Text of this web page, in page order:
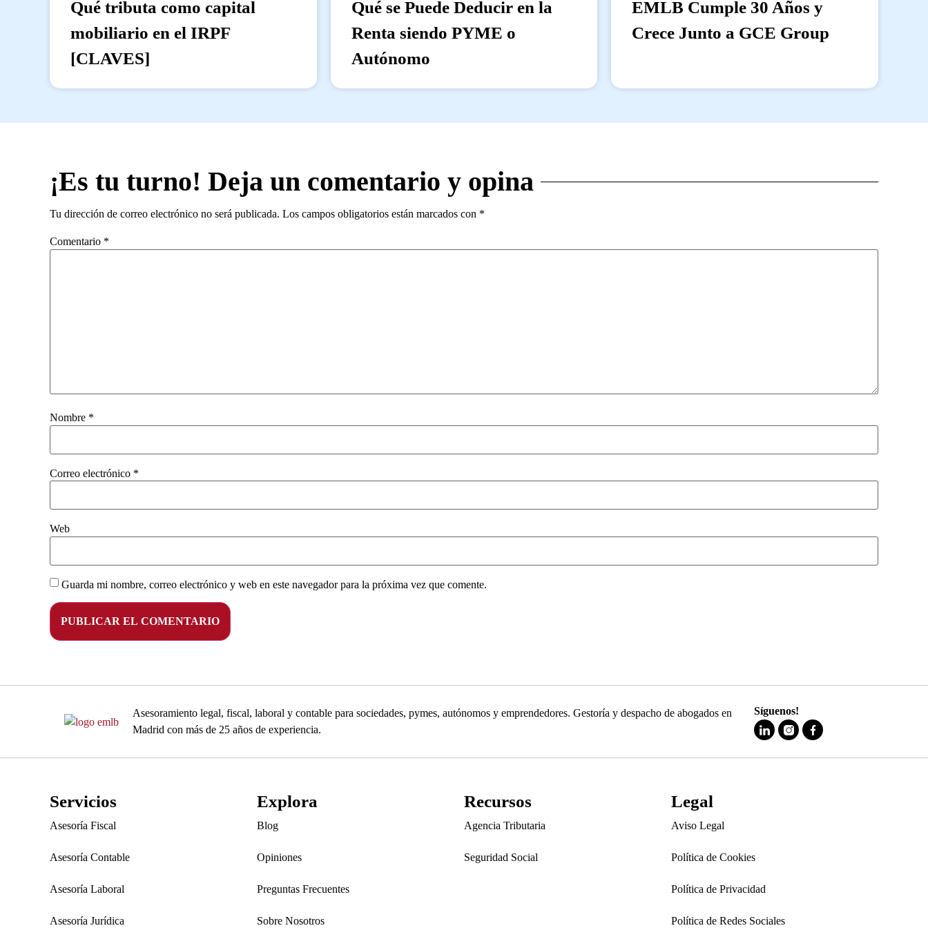
Qué tributa como capital
mobiliario en el IRPF
[CLAVES]
Qué se Puede Deducir en la
Renta siendo PYME o
Autónomo
EMLB Cumple 30 Años y
Crece Junto a GCE Group
¡Es tu turno! Deja un comentario y opina
Tu dirección de correo electrónico no será publicada. Los campos obligatorios están marcados con *
Comentario *
Nombre *
Correo electrónico *
Web
Guarda mi nombre, correo electrónico y web en este navegador para la próxima vez que comente.
Asesoramiento legal, fiscal, laboral y contable para sociedades, pymes, autónomos y emprendedores. Gestoría y despacho de abogados en
Madrid con más de 25 años de experiencia.
Síguenos!
Servicios
Asesoría Fiscal
Asesoría Contable
Asesoría Laboral
Asesoría Jurídica
Explora
Blog
Opiniones
Preguntas Frecuentes
Sobre Nosotros
Recursos
Agencia Tributaria
Seguridad Social
Legal
Aviso Legal
Política de Cookies
Política de Privacidad
Política de Redes Sociales